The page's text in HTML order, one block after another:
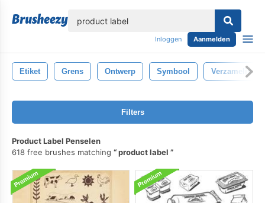
Inloggen Aanmelden
Etiket Grens Ontwerp Symbool Verzameling
Filters
Product Label Penselen
618 free brushes matching
product label